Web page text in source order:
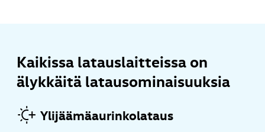
Kaikissa latauslaitteissa on
älykkäitä latausominaisuuksia
Ylijäämäaurinkolataus